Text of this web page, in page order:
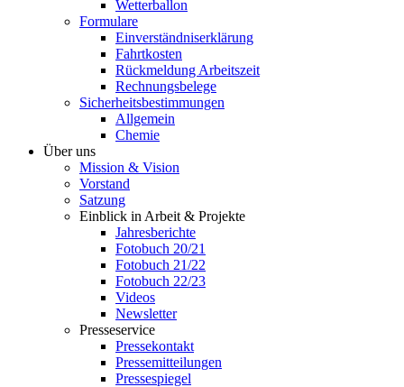
Wetterballon
Formulare
Einverständniserklärung
Fahrtkosten
Rückmeldung Arbeitszeit
Rechnungsbelege
Sicherheitsbestimmungen
Allgemein
Chemie
Über uns
Mission & Vision
Vorstand
Satzung
Einblick in Arbeit & Projekte
Jahresberichte
Fotobuch 20/21
Fotobuch 21/22
Fotobuch 22/23
Videos
Newsletter
Presseservice
Pressekontakt
Pressemitteilungen
Pressespiegel